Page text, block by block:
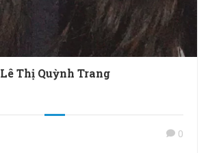
Lê Thị Quỳnh Trang
0